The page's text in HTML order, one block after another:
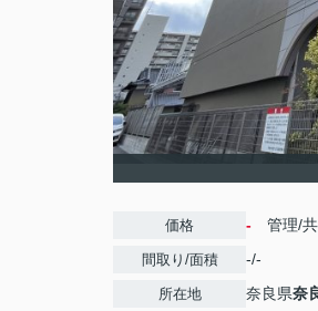
価格 - 管理/
間取り/面積 -/-
所在地 奈良県奈